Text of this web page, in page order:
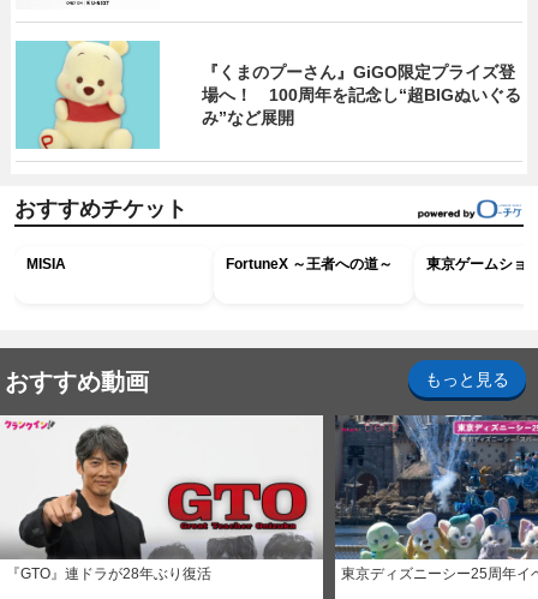
『くまのプーさん』GiGO限定プライズ登
場へ！ 100周年を記念し“超BIGぬいぐる
み”など展開
おすすめチケット
MISIA FortuneX ～王者への道～ 東京ゲームショ
おすすめ動画 もっと見る
『GTO』連ドラが28年ぶり復活 東京ディズニーシー25周年イ